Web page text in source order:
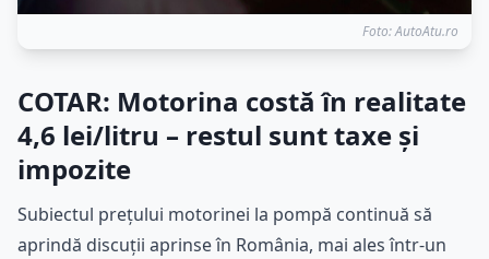
Foto: AutoAtu.ro
COTAR: Motorina costă în realitate
4,6 lei/litru – restul sunt taxe și
impozite
Subiectul prețului motorinei la pompă continuă să
aprindă discuții aprinse în România, mai ales într-un